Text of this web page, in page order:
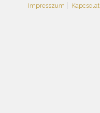
Impresszum
Kapcsolat